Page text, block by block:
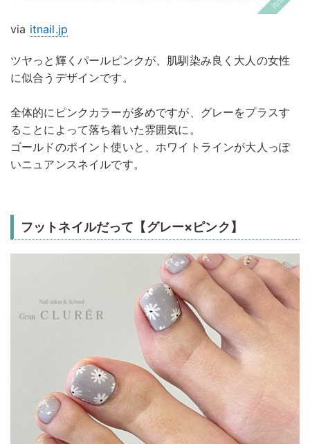
via itnail.jp
ツヤっと輝くパールピンクが、肌馴染み良く大人の女性
に似合うデザインです。
全体的にピンクカラーが多めですが、グレーをプラスす
ることによって落ち着いた雰囲気に。
ゴールドのポイント使いと、ホワイトラインが大人っぽ
いニュアンスネイルです。
フットネイルだって【グレー×ピンク】